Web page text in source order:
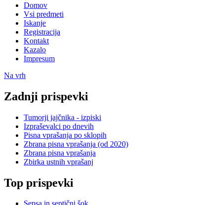
Domov
Vsi predmeti
Iskanje
Registracija
Kontakt
Kazalo
Impresum
Na vrh
Zadnji prispevki
Tumorji jajčnika - izpiski
Izpraševalci po dnevih
Pisna vprašanja po sklopih
Zbrana pisna vprašanja (od 2020)
Zbrana pisna vprašanja
Zbirka ustnih vprašanj
Top prispevki